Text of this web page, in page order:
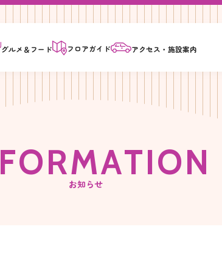
グルメ＆ フード フロアガイド アクセス・施設案内
FORMATION
お知らせ